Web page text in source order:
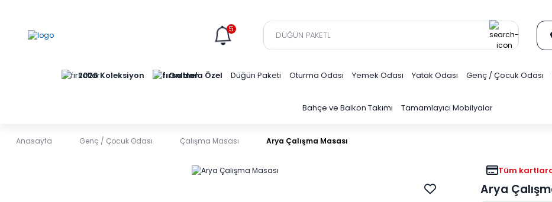
5
2026 Koleksiyon Online'a Özel Düğün Paketi Oturma Odası Yemek Odası Yatak Odası Genç / Çocuk Odası
Bahçe ve Balkon Takımı Tamamlayıcı Mobilyalar
Anasayfa Genç / Çocuk Odası Çalışma Masası Arya Çalışma Masası
Tüm
Arya